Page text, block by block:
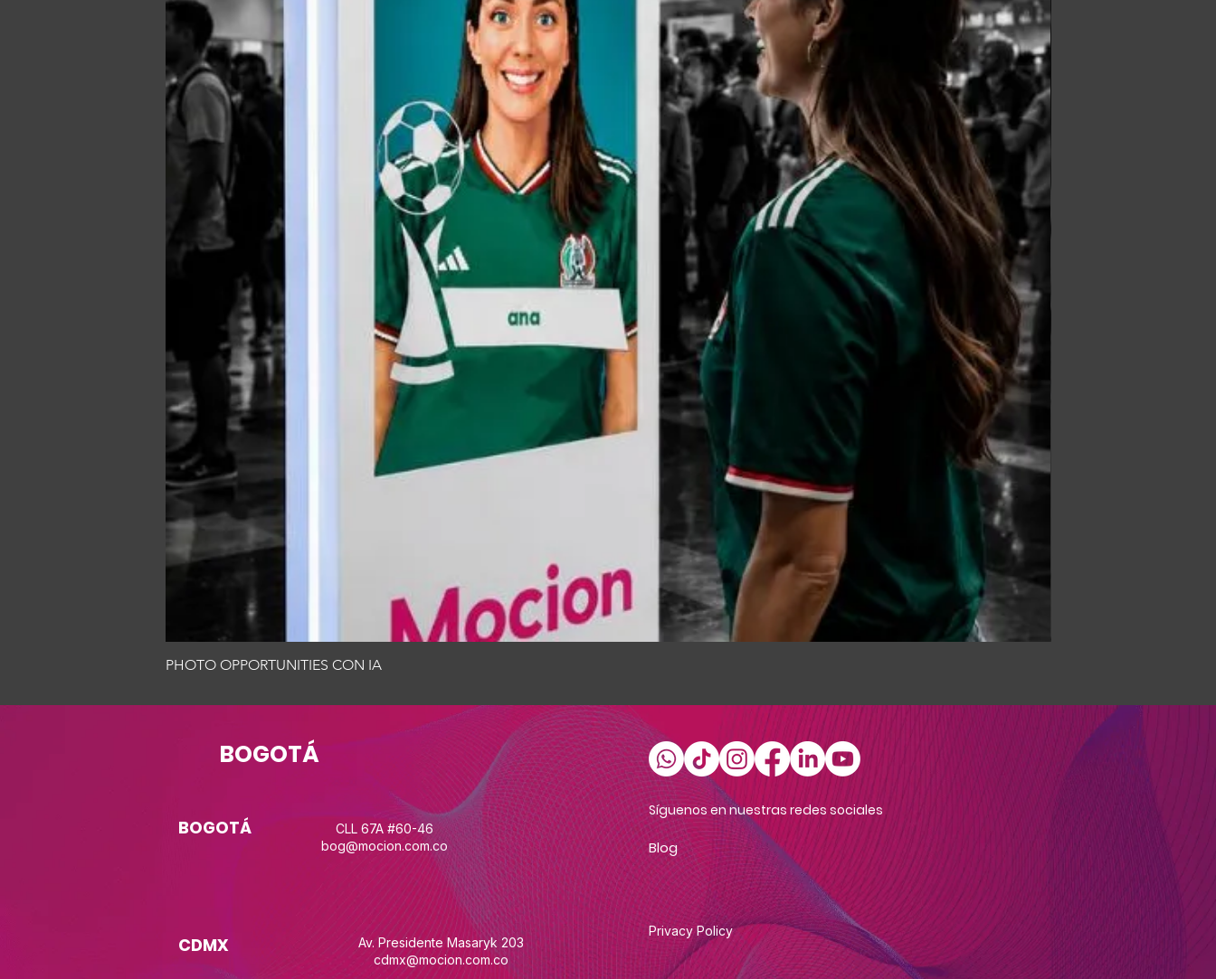
PHOTO OPPORTUNITIES CON IA
BOGOTÁ
CLL 67A #60-46
bog@mocion.com.co
BOGOTÁ
Av. Presidente Masaryk 203
cdmx@mocion.com.co
CDMX
Síguenos en nuestras redes sociales
Blog
Privacy Policy